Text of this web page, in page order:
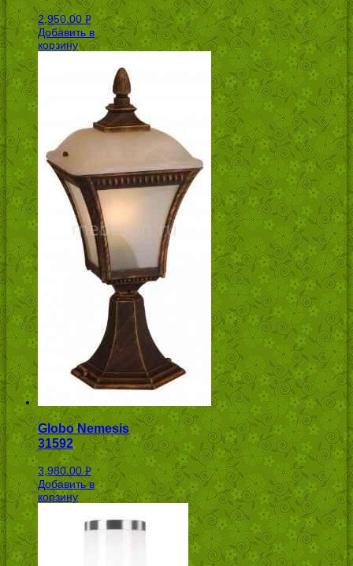
2,950.00 Р
УБ.
Добавить в
корзину
Globo Nemesis
31592
3,980.00Р
УБ.
Добавить в
корзину